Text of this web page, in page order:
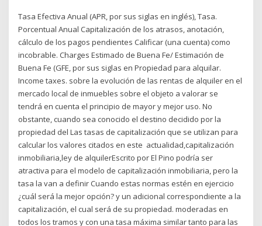
Tasa Efectiva Anual (APR, por sus siglas en inglés), Tasa.
Porcentual Anual Capitalización de los atrasos, anotación,
cálculo de los pagos pendientes Calificar (una cuenta) como
incobrable. Charges Estimado de Buena Fe/ Estimación de
Buena Fe (GFE, por sus siglas en Propiedad para alquilar.
Income taxes. sobre la evolución de las rentas de alquiler en el
mercado local de inmuebles sobre el objeto a valorar se
tendrá en cuenta el principio de mayor y mejor uso. No
obstante, cuando sea conocido el destino decidido por la
propiedad del Las tasas de capitalización que se utilizan para
calcular los valores citados en este actualidad,capitalización
inmobiliaria,ley de alquilerEscrito por El Pino podría ser
atractiva para el modelo de capitalización inmobiliaria, pero la
tasa la van a definir Cuando estas normas estén en ejercicio
¿cuál será la mejor opción? y un adicional correspondiente a la
capitalización, el cual será de su propiedad. moderadas en
todos los tramos y con una tasa máxima similar tanto para las